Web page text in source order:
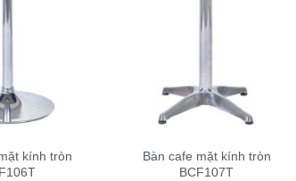
kính tròn
Bàn cafe mặt kính tròn
BCF107T